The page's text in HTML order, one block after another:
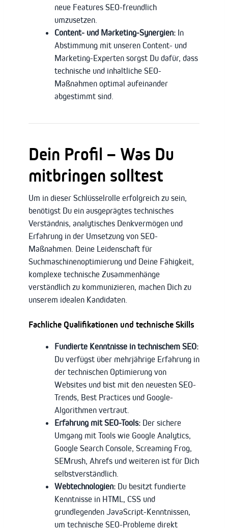
neue Features SEO-freundlich
umzusetzen.
Content- und Marketing-Synergien: In
Abstimmung mit unseren Content- und
Marketing-Experten sorgst Du dafür, dass
technische und inhaltliche SEO-
Maßnahmen optimal aufeinander
abgestimmt sind.
Dein Profil – Was Du
mitbringen solltest
Um in dieser Schlüsselrolle erfolgreich zu sein,
benötigst Du ein ausgeprägtes technisches
Verständnis, analytisches Denkvermögen und
Erfahrung in der Umsetzung von SEO-
Maßnahmen. Deine Leidenschaft für
Suchmaschinenoptimierung und Deine Fähigkeit,
komplexe technische Zusammenhänge
verständlich zu kommunizieren, machen Dich zu
unserem idealen Kandidaten.
Fachliche Qualifikationen und technische Skills
Fundierte Kenntnisse in technischem SEO:
Du verfügst über mehrjährige Erfahrung in
der technischen Optimierung von
Websites und bist mit den neuesten SEO-
Trends, Best Practices und Google-
Algorithmen vertraut.
Erfahrung mit SEO-Tools: Der sichere
Umgang mit Tools wie Google Analytics,
Google Search Console, Screaming Frog,
SEMrush, Ahrefs und weiteren ist für Dich
selbstverständlich.
Webtechnologien: Du besitzt fundierte
Kenntnisse in HTML, CSS und
grundlegenden JavaScript-Kenntnissen,
um technische SEO-Probleme direkt